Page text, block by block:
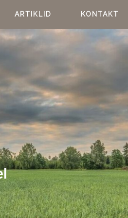
ARTIKLID KONTAKT